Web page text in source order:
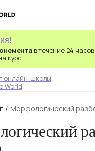
в течение 24 часов
курс
онлайн-школы
World
/ Морфологический